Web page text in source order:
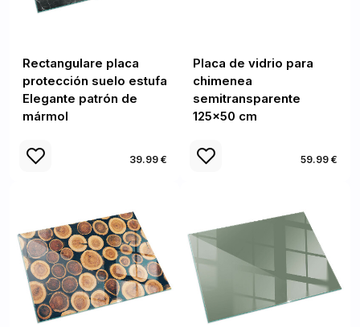
Rectangulare placa
protección suelo estufa
Elegante patrón de
mármol
39.99 €
Placa de vidrio para
chimenea
semitransparente
125x50 cm
59.99 €